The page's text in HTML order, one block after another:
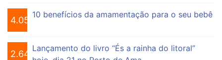
4.055
10 benefícios da amamentação para o seu bebê
2.646
Lançamento do livro “És a rainha do litoral”